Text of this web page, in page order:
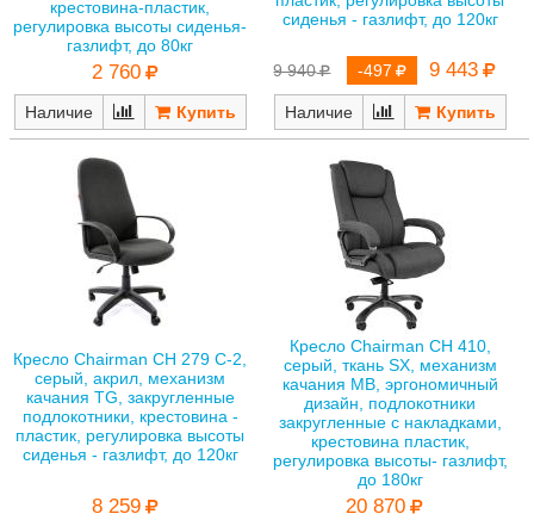
крестовина-пластик,
регулировка высоты сиденья-
газлифт, до 80кг
2 760
Наличие
сиденья - газлифт, до 120кг
9 940 -497 9 443
Наличие
Кресло Chairman CH 279 С-2,
серый, акрил, механизм
качания TG, закругленные
подлокотники, крестовина -
пластик, регулировка высоты
сиденья - газлифт, до 120кг
8 259
Кресло Chairman CH 410,
серый, ткань SX, механизм
качания MB, эргономичный
дизайн, подлокотники
закругленные с накладками,
крестовина пластик,
регулировка высоты- газлифт,
до 180кг
20 870